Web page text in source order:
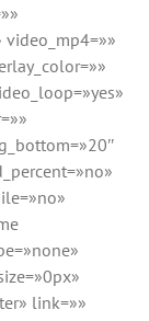
video_mp4=»»
link=»»